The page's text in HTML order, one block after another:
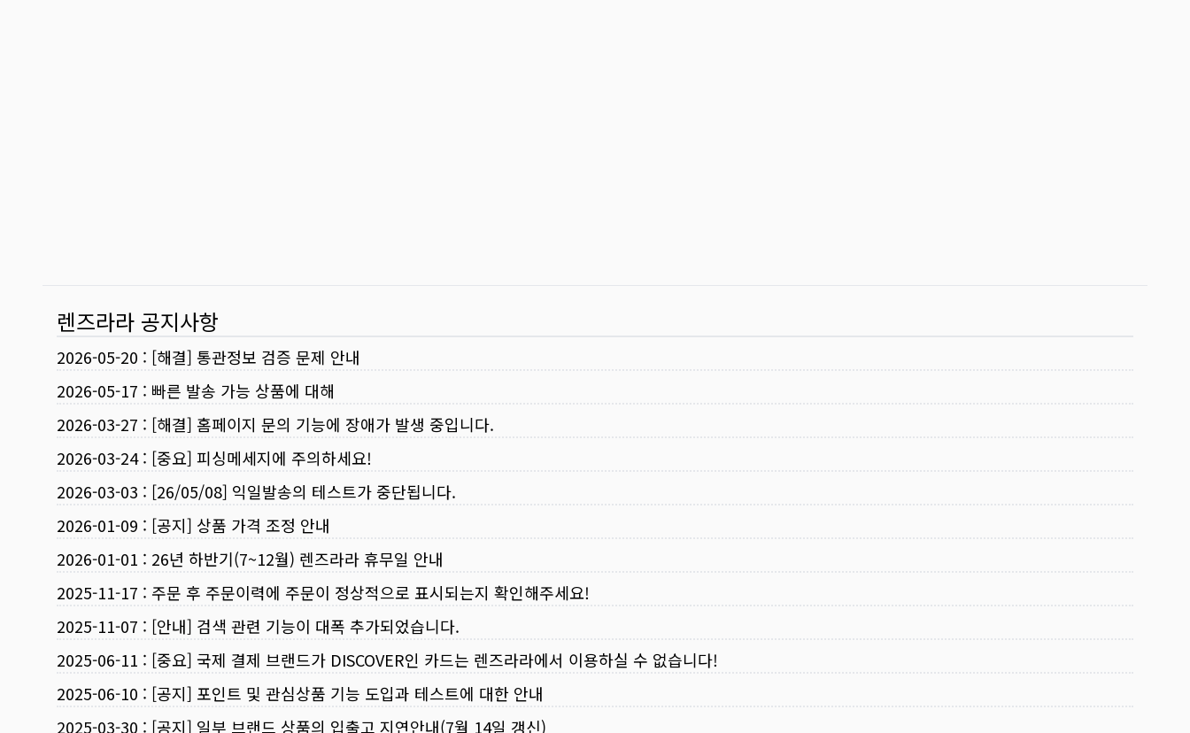
렌즈라라 공지사항
2026-05-20 : [해결] 통관정보 검증 문제 안내
2026-05-17 : 빠른 발송 가능 상품에 대해
2026-03-27 : [해결] 홈페이지 문의 기능에 장애가 발생 중입니다.
2026-03-24: [중요] 피싱메세지에 주의하세요!
2026-03-03 : [26/05/08] 익일발송의 테스트가 중단됩니다.
2026-01-09 : [공지] 상품 가격 조정 안내
2026-01-01 : 26년 하반기(7~12월) 렌즈라라 휴무일 안내
2025-11-17 : 주문 후 주문이력에 주문이 정상적으로 표시되는지 확인해주세요!
2025-11-07 : [안내] 검색 관련 기능이 대폭 추가되었습니다.
2025-06-11 : [중요] 국제 결제 브랜드가 DISCOVER인 카드는 렌즈라라에서 이용하실 수 없습니다!
2025-06-10 : [공지] 포인트 및 관심상품 기능 도입과 테스트에 대한 안내
2025-03-30 : [공지] 일부 브랜드 상품의 입출고 지연안내(7월 14일 갱신)